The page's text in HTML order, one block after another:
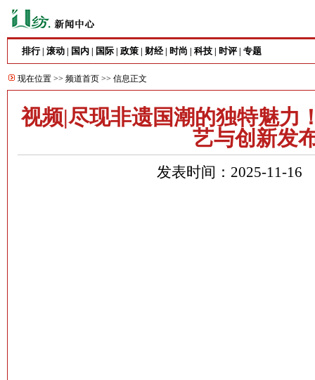
排行| 滚动 国内 国际 政策 财经| 时尚 科技 时评 专题
现在位置 >> 频道首页 >> 信息正文
视频|尽现非遗国潮的独特魅力
艺与创新发
发表时间：2025-11-